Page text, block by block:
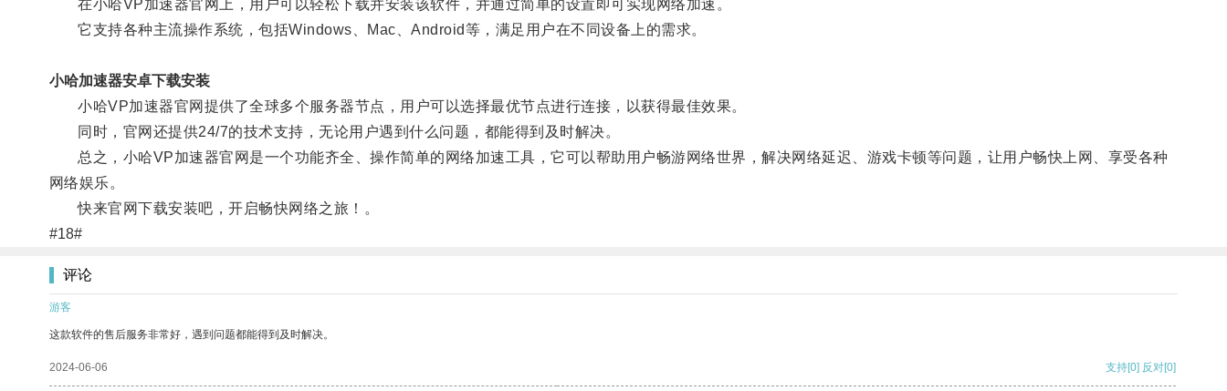
在小哈VP加速器官网上，用户可以轻松下载并安装该软件，并通过简单的设置即可实现网络加速。
它支持各种主流操作系统，包括Windows、Mac、Android等，满足用户在不同设备上的需求。
小哈加速器安卓下载安装
小哈VP加速器官网提供了全球多个服务器节点，用户可以选择最优节点进行连接，以获得最佳效果。
同时，官网还提供24/7的技术支持，无论用户遇到什么问题，都能得到及时解决。
总之，小哈VP加速器官网是一个功能齐全、操作简单的网络加速工具，它可以帮助用户畅游网络世界，解决网络延迟、游戏卡顿等问题，让用户畅快上网、享受各种
网络娱乐。
快来官网下载安装吧，开启畅快网络之旅！。
#18#
评论
游客
这款软件的售后服务非常好，遇到问题都能得到及时解决。
2024-06-06 支持[0] 反对[0]